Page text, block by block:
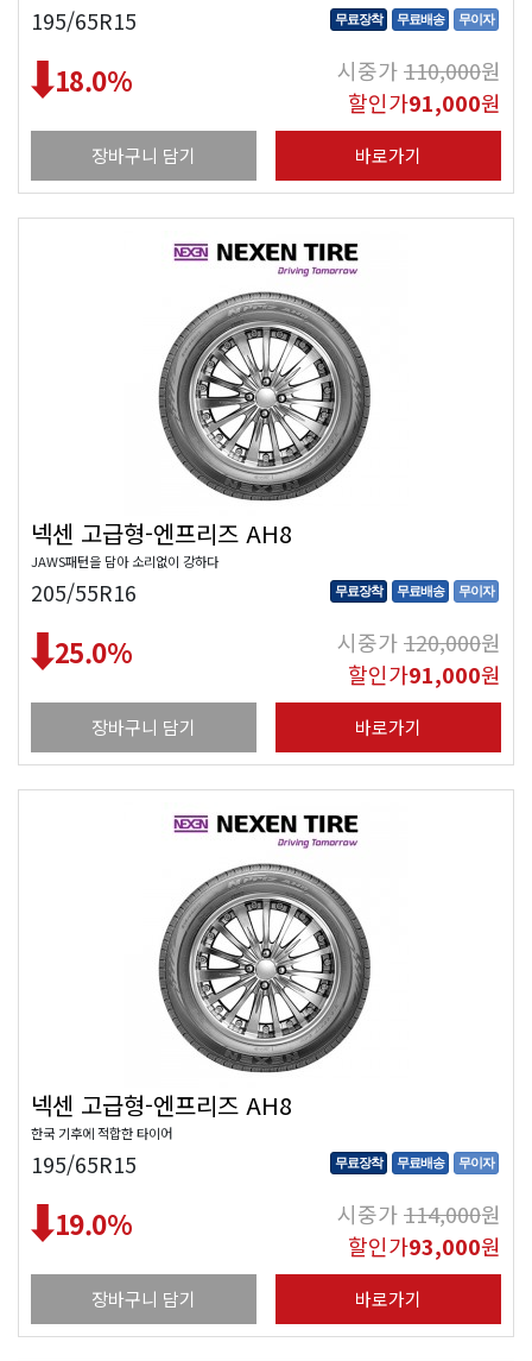
195/65R15 무료장착 무료배송 무이자
18.0% 시중가110,000원
할인가91,000원
장바구니 담기 바로가기
넥센 고급형-엔프리즈 AH8
JAWS패턴을 담아 소리없이 강하다
205/55R16 무료장착 무료배송 무이자
25.0% 시중가120,000원
할인가91,000원
장바구니 담기 바로가기
넥센 고급형-엔프리즈 AH8
한국 기후에 적합한 타이어
195/65R15 무료장착 무료배송 무이자
19.0% 시중가114,000원
할인가93,000원
장바구니 담기 바로가기